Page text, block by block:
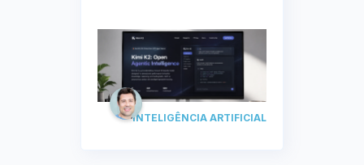
INTELIGÊNCIA ARTIFICIAL